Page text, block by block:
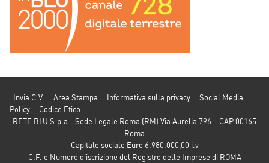
Invia C.V. Area Stampa Informativa sulla privacy
Social Media
Policy
Codice Etico
RETE BLU S.p.a - Sede Legale Roma (RM) Via Aurelia 796 – CAP 00165
Roma
Capitale sociale Euro 6.980.000,00 i.v
C.F. e Numero d’iscrizione del Registro delle Imprese di ROMA